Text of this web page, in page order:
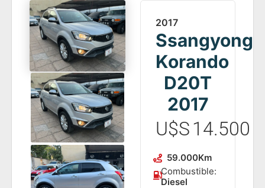
2017
Ssangyong
Korando
D20T
2017
U$S14.500
59.000Km
Combustible:
Diesel